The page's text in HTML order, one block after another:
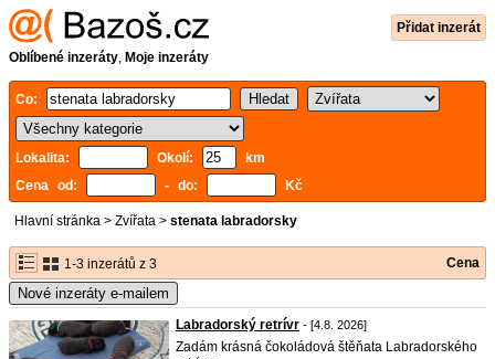
Přidat inzerát
Oblíbené inzeráty, Moje inzeráty
Co:
Lokalita: Okolí:
km
Cena od:
- do: Kč
Hlavní stránka > Zvířata > stenata labradorsky
1-3 inzerátů z 3 Cena
Nové inzeráty e-mailem
Labradorský retrívr - [4.8. 2026]
Zadám krásná čokoládová štěňata Labradorského